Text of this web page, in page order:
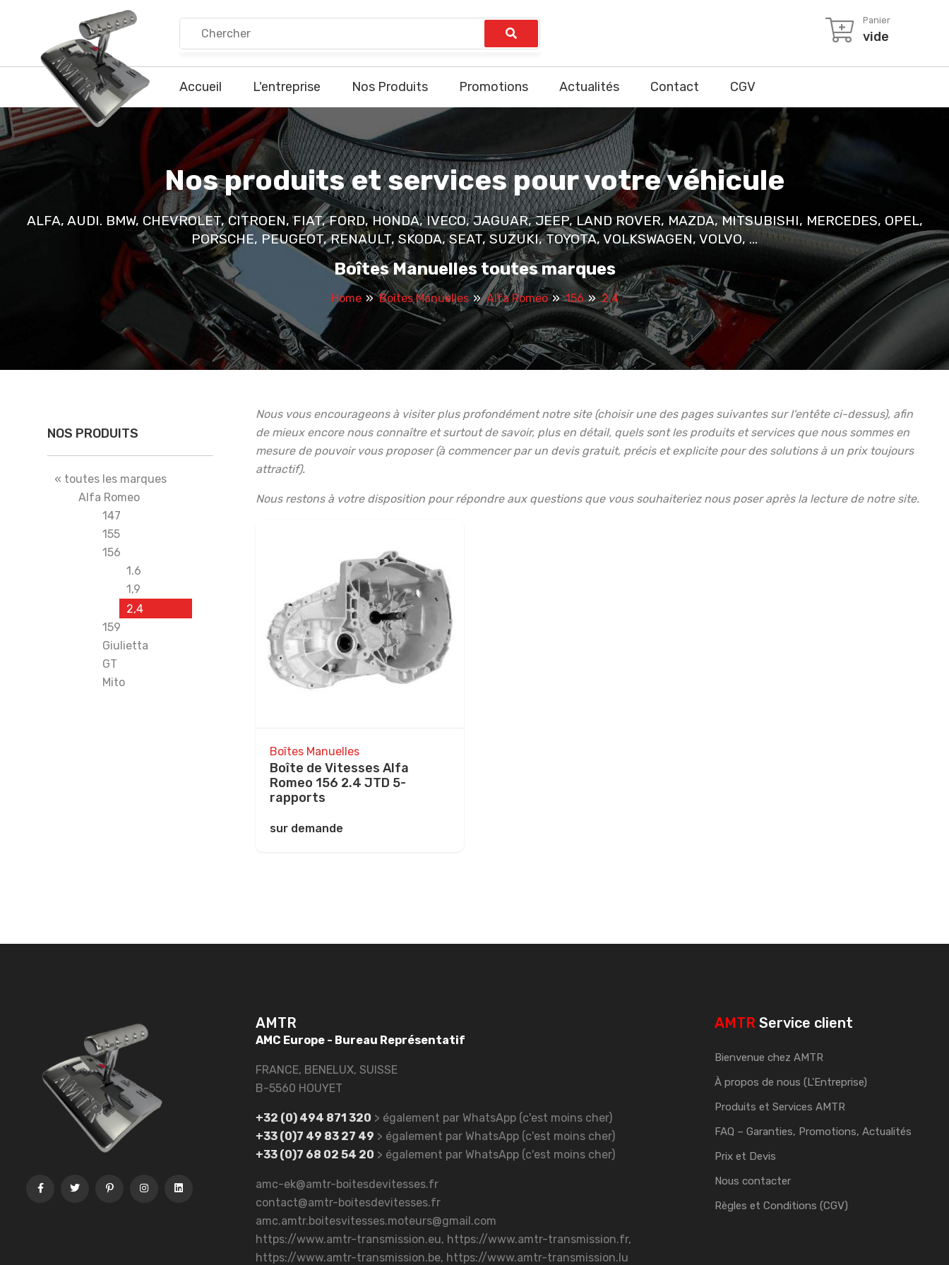
Panier
vide
Accueil L'entreprise Nos Produits Promotions Actualités Contact CGV
Nos produits et services pour votre véhicule
ALFA, AUDI. BMW, CHEVROLET, CITROEN, FIAT, FORD, HONDA, IVECO, JAGUAR, JEEP, LAND ROVER, MAZDA, MITSUBISHI, MERCEDES, OPEL,
PORSCHE, PEUGEOT, RENAULT, SKODA, SEAT, SUZUKI, TOYOTA, VOLKSWAGEN, VOLVO, ...
Boîtes Manuelles toutes marques
Home Boîtes Manuelles Alfa Romeo 156 2,4
NOS PRODUITS
« toutes les marques
Alfa Romeo
147
155
156
1.6
1,9
2,4
159
Giulietta
GT
Mito
Nous vous encourageons à visiter plus profondément notre site (choisir une des pages suivantes sur l'entête ci-dessus), afin
de mieux encore nous connaître et surtout de savoir, plus en détail, quels sont les produits et services que nous sommes en
mesure de pouvoir vous proposer (à commencer par un devis gratuit, précis et explicite pour des solutions à un prix toujours
attractif).
Nous restons à votre disposition pour répondre aux questions que vous souhaiteriez nous poser après la lecture de notre site.
Boîtes Manuelles
Boîte de Vitesses Alfa
Romeo 156 2.4 JTD 5-
rapports
sur demande
AMTR
AMC Europe - Bureau Représentatif
FRANCE, BENELUX, SUISSE
B-5560 HOUYET
+32 (0) 494 871 320 > également par WhatsApp (c'est moins cher)
+33 (0)7 49 83 27 49 > également par WhatsApp (c'est moins cher)
+33 (0)7 68 02 54 20 > également par WhatsApp (c'est moins cher)
amc-ek@amtr-boitesdevitesses.fr
contact@amtr-boitesdevitesses.fr
amc.amtr.boitesvitesses.moteurs@gmail.com
https://www.amtr-transmission.eu, https://www.amtr-transmission.fr,
https://www.amtr-transmission.be, https://www.amtr-transmission.lu
AMTR Service client
Bienvenue chez AMTR
À propos de nous (L'Entreprise)
Produits et Services AMTR
FAQ – Garanties, Promotions, Actualités
Prix et Devis
Nous contacter
Règles et Conditions (CGV)